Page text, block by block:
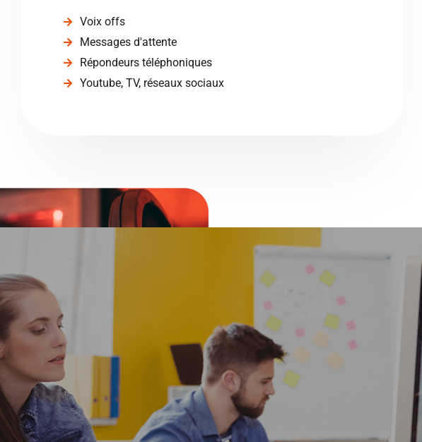
Voix offs
Messages d'attente
Répondeurs téléphoniques
Youtube, TV, réseaux sociaux